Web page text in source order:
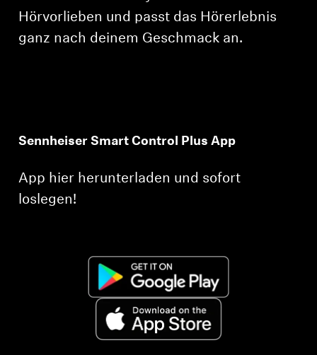
Hörvorlieben und passt das Hörerlebnis
ganz nach deinem Geschmack an.
Sennheiser Smart Control Plus App
App hier herunterladen und sofort
loslegen!